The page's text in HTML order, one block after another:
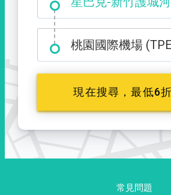
桃園國際機場
現在搜尋，最低6
常見問題